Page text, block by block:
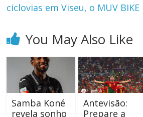
ciclovias em Viseu, o MUV BIKE
You May Also Like
Samba Koné
revela sonho
Antevisão:
Prepare a